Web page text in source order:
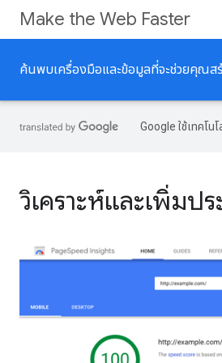
Make the Web Faster
ค้นพบเครื่องมือและข้อมูลที่จะช่วยคุณสร้
Google ใช้เทคโ
วิเคราะห์และเพิ่มป